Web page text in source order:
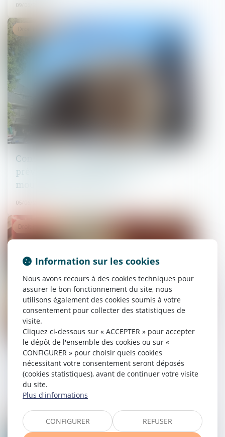
09/06/2026
Construction : éligibilité au fonds de
prévention du phénomène de
mouvements de terrain
05/06/2026
Droit immobilier
L’absence de valeur probante d’un acte
de notoriété acquisitive ne peut
entraîner sa nullité
03/06/2026
Droit immobilier
Droit immobilier
Information sur les cookies
Nous avons recours à des cookies techniques pour
assurer le bon fonctionnement du site, nous
utilisons également des cookies soumis à votre
consentement pour collecter des statistiques de
visite.
Cliquez ci-dessous sur « ACCEPTER » pour accepter
le dépôt de l'ensemble des cookies ou sur «
CONFIGURER » pour choisir quels cookies
nécessitant votre consentement seront déposés
(cookies statistiques), avant de continuer votre visite
du site.
Plus d'informations
CONFIGURER REFUSER